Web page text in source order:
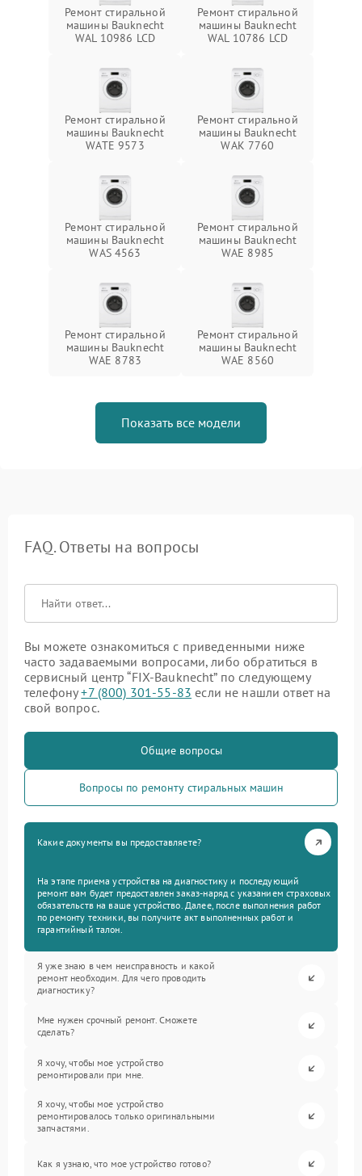
Ремонт стиральной
машины Bauknecht
WAL 10986 LCD
Ремонт стиральной
машины Bauknecht
WAL 10786 LCD
Ремонт стиральной
машины Bauknecht
WATE 9573
Ремонт стиральной
машины Bauknecht
WAK 7760
Ремонт стиральной
машины Bauknecht
WAS 4563
Ремонт стиральной
машины Bauknecht
WAE 8985
Ремонт стиральной
машины Bauknecht
WAE 8783
Ремонт стиральной
машины Bauknecht
WAE 8560
Показать все модели
FAQ. Ответы на вопросы
Вы можете ознакомиться с приведенными ниже
часто задаваемыми вопросами, либо обратиться в
сервисный центр “FIX-Bauknecht” по следующему
телефону+7 (800) 301-55-83 если не нашли ответ на
свой вопрос.
Общие вопросы
Вопросы по ремонту стиральных машин
Какие документы вы предоставляете?
На этапе приема устройства на диагностику и последующий
ремонт вам будет предоставлен заказ-наряд с указанием страховых
обязательств на ваше устройство. Далее, после выполнения работ
по ремонту техники, вы получите акт выполненных работ и
гарантийный талон.
Я уже знаю в чем неисправность и какой
ремонт необходим. Для чего проводить
диагностику?
Мне нужен срочный ремонт. Сможете
сделать?
Я хочу, чтобы мое устройство
ремонтировали при мне.
Я хочу, чтобы мое устройство
ремонтировалось только оригинальными
запчастями.
Как я узнаю, что мое устройство готово?